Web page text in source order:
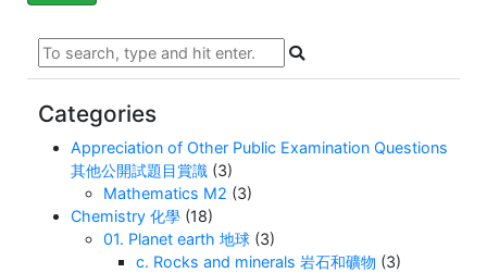
Categories
Appreciation of Other Public Examination Questions
其他公開試題目賞識 (3)
Mathematics M2 (3)
Chemistry 化學 (18)
01. Planet earth 地球 (3)
c. Rocks and minerals 岩石和礦物 (3)